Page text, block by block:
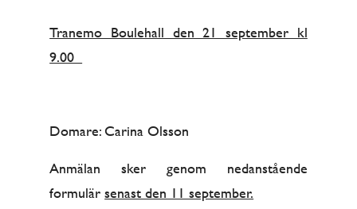
Tranemo Boulehall den 21 september kl
9.00
Domare: Carina Olsson
Anmälan sker genom nedanstående
formulärsenast den 11 september.